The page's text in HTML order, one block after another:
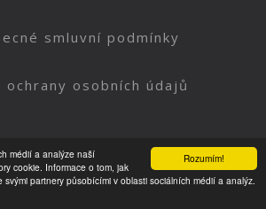
Rozumím!
médií a analýze naší
cookie. Informace o tom, jak
partnery působícími v oblasti sociálních médií a analýz.
smluvní podmínky
ochrany osobních údajů
Nahoru